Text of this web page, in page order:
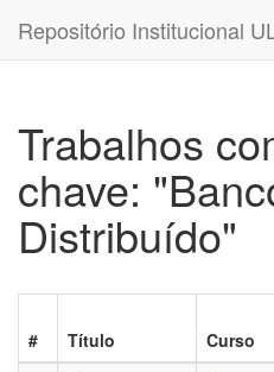
Repositório Institucional
Trabalhos
chave:
Distribuído"
# Título Curso